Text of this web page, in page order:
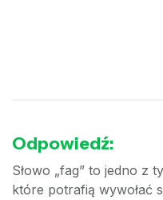
Odpowiedź:
Słowo „fag” to jedno z
które potrafią wywołać